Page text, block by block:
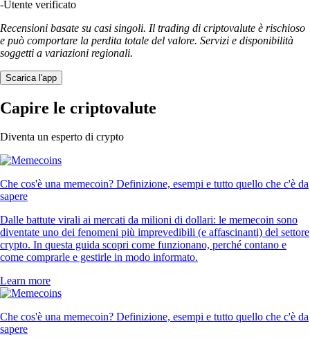
-Utente verificato
Recensioni basate su casi singoli. Il trading di criptovalute è rischioso
e può comportare la perdita totale del valore. Servizi e disponibilità
soggetti a variazioni regionali.
Scarica l'app
Capire le criptovalute
Diventa un esperto di crypto
Che cos'è una memecoin? Definizione, esempi e tutto quello che c'è da
sapere
Dalle battute virali ai mercati da milioni di dollari: le memecoin sono
diventate uno dei fenomeni più imprevedibili (e affascinanti) del settore
crypto. In questa guida scopri come funzionano, perché contano e
come comprarle e gestirle in modo informato.
Learn more
Che cos'è una memecoin? Definizione, esempi e tutto quello che c'è da
sapere